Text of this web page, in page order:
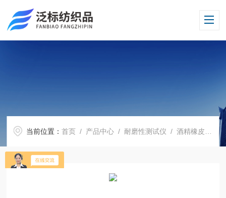
当前位置：首页 / 产品中心 / 耐磨性测试仪 /酒精橡皮铅笔耐磨仪